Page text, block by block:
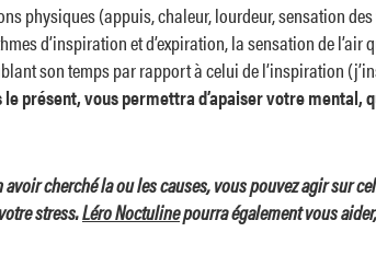
physiques (appuis, chaleur, lourdeur, sensation
d’inspiration et d’expiration, la sensation de
son temps par rapport à celui de l’inspiration
présent, vous permettra d’apaiser votre mental,
cherché la ou les causes, vous pouvez agir sur
stress.Léro Noctulinepourra également vous